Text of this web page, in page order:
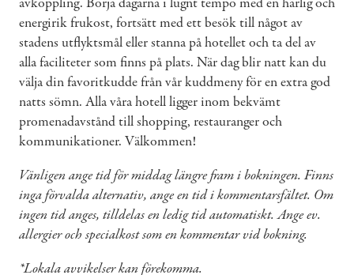
energirik frukost, fortsätt med ett besök till något av
stadens utflyktsmål eller stanna på hotellet och ta del av
alla faciliteter som finns på plats. När dag blir natt kan du
välja din favoritkudde från vår kuddmeny för en extra god
natts sömn. Alla våra hotell ligger inom bekvämt
promenadavstånd till shopping, restauranger och
kommunikationer. Välkommen!
Vänligen ange tid för middag längre fram i bokningen. Finns
inga förvalda alternativ, ange en tid i kommentarsfältet. Om
ingen tid anges, tilldelas en ledig tid automatiskt. Ange ev.
allergier och specialkost som en kommentar vid bokning.
*Lokala avvikelser kan förekomma.